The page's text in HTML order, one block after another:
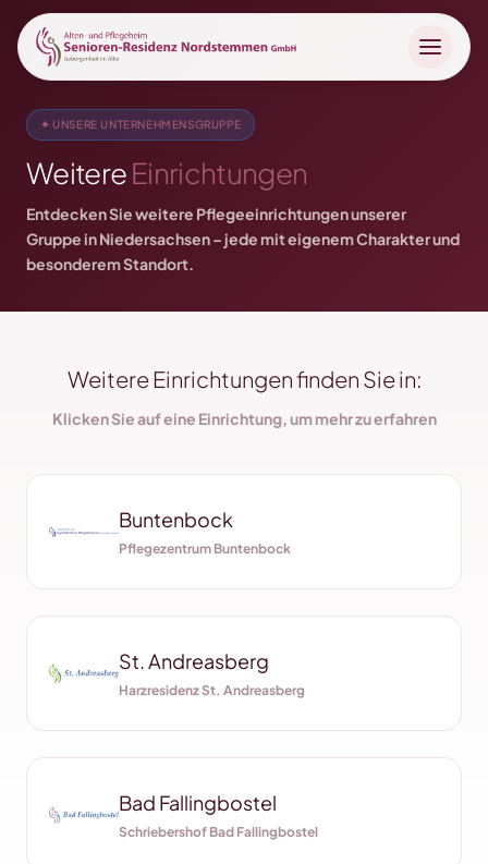
✦ UNSERE UNTERNEHMENSGRUPPE
WeitereEinrichtungen
Entdecken Sie weitere Pflegeeinrichtungen unserer
Gruppe in Niedersachsen – jede mit eigenem Charakter und
besonderem Standort.
Weitere Einrichtungen finden Sie in:
Klicken Sie auf eine Einrichtung, um mehr zu erfahren
Buntenbock
Pflegezentrum Buntenbock
St. Andreasberg
Harzresidenz St. Andreasberg
Bad Fallingbostel
Schriebershof Bad Fallingbostel